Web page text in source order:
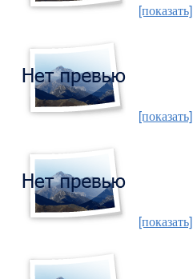
[показать]
[показать]
[показать]